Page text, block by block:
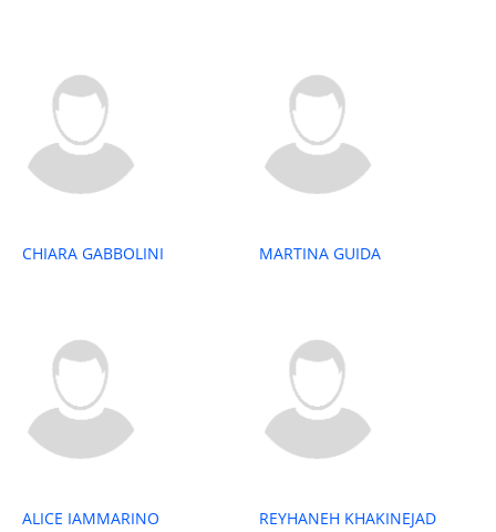
CHIARA GABBOLINI MARTINA GUIDA
ALICE IAMMARINO REYHANEH KHAKINEJAD